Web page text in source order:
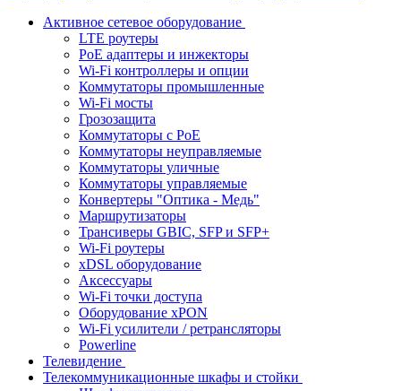
Активное сетевое оборудование
LTE роутеры
PoE адаптеры и инжекторы
Wi-Fi контроллеры и опции
Коммутаторы промышленные
Wi-Fi мосты
Грозозащита
Коммутаторы c PoE
Коммутаторы неуправляемые
Коммутаторы уличные
Коммутаторы управляемые
Конвертеры "Оптика - Медь"
Маршрутизаторы
Трансиверы GBIC, SFP и SFP+
Wi-Fi роутеры
xDSL оборудование
Аксессуары
Wi-Fi точки доступа
Оборудование хPON
Wi-Fi усилители / ретрансляторы
Powerline
Телевидение
Телекоммуникационные шкафы и стойки